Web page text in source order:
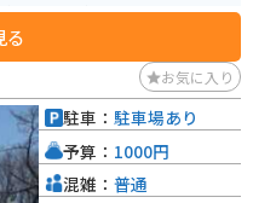
しむことができます。
る
お気に入り
駐車： 駐車場あり
予算： 1000円
混雑： 普通